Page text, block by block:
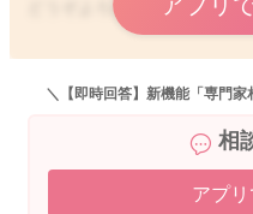
どうぞよろしくおねがいしま
＼【即時回答】新機能「専門
相
アプ